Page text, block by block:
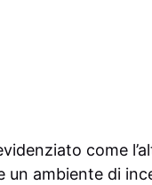
come
un ambiente di